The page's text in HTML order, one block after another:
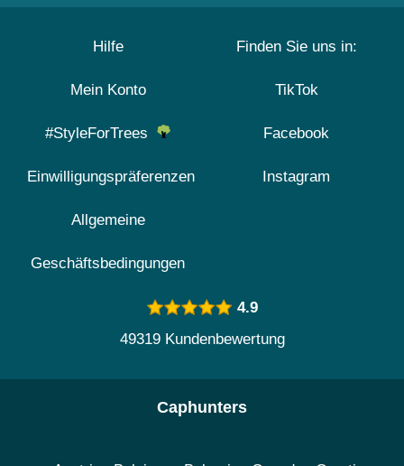
Hilfe
Mein Konto
#StyleForTrees
Einwilligungspräferenzen
Allgemeine
Geschäftsbedingungen
Finden Sie uns in:
TikTok
Facebook
Instagram
4.9
49319 Kundenbewertung
Caphunters